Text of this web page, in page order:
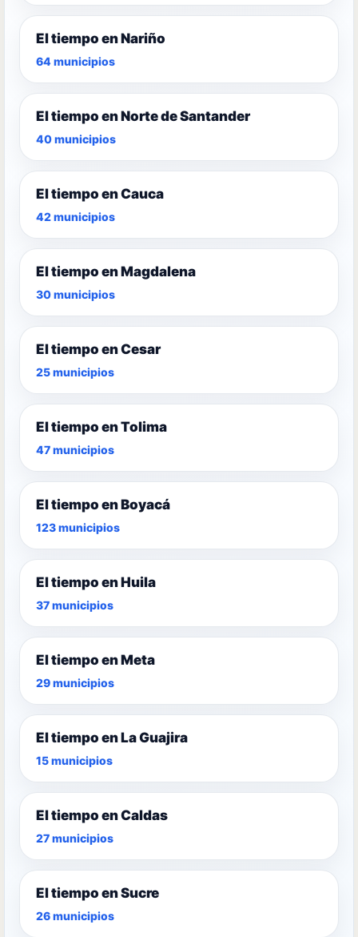
El tiempo en Nariño
64 municipios
El tiempo en Norte de Santander
40 municipios
El tiempo en Cauca
42 municipios
El tiempo en Magdalena
30 municipios
El tiempo en Cesar
25 municipios
El tiempo en Tolima
47 municipios
El tiempo en Boyacá
123 municipios
El tiempo en Huila
37 municipios
El tiempo en Meta
29 municipios
El tiempo en La Guajira
15 municipios
El tiempo en Caldas
27 municipios
El tiempo en Sucre
26 municipios